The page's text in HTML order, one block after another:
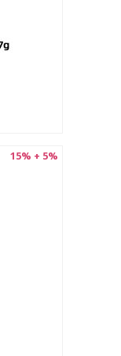
15% + 5%